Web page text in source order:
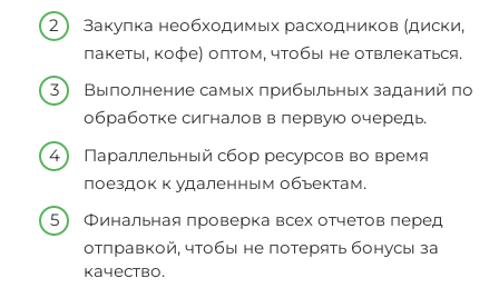
Закупка необходимых расходников (диски,
пакеты, кофе) оптом, чтобы не отвлекаться.
Выполнение самых прибыльных заданий по
обработке сигналов в первую очередь.
Параллельный сбор ресурсов во время
поездок к удаленным объектам.
Финальная проверка всех отчетов перед
отправкой, чтобы не потерять бонусы за
качество.